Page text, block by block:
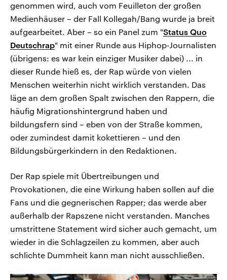
genommen wird, auch vom Feuilleton der großen
Medienhäuser – der Fall Kollegah/Bang wurde ja breit
aufgearbeitet. Aber – so ein Panel zum "Status Quo
Deutschrap" mit einer Runde aus Hiphop-Journalisten
(übrigens: es war kein einziger Musiker dabei) ... in
dieser Runde hieß es, der Rap würde von vielen
Menschen weiterhin nicht wirklich verstanden. Das
läge an dem großen Spalt zwischen den Rappern, die
häufig Migrationshintergrund haben und
bildungsfern sind – eben von der Straße kommen,
oder zumindest damit kokettieren – und den
Bildungsbürgerkindern in den Redaktionen.
Der Rap spiele mit Übertreibungen und
Provokationen, die eine Wirkung haben sollen auf die
Fans und die gegnerischen Rapper; das werde aber
außerhalb der Rapszene nicht verstanden. Manches
umstrittene Statement wird sicher auch gemacht, um
wieder in die Schlagzeilen zu kommen, aber auch
schlichte Dummheit kann man nicht ausschließen.